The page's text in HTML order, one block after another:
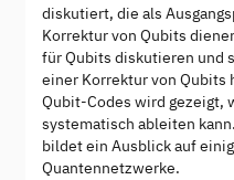
diskutiert, die als
Korrektur von Qubits
für Qubits diskutieren und
einer Korrektur von Qubits
Qubit-Codes wird gezeigt,
systematisch ableiten
bildet ein Ausblick auf
Quantennetzwerke.